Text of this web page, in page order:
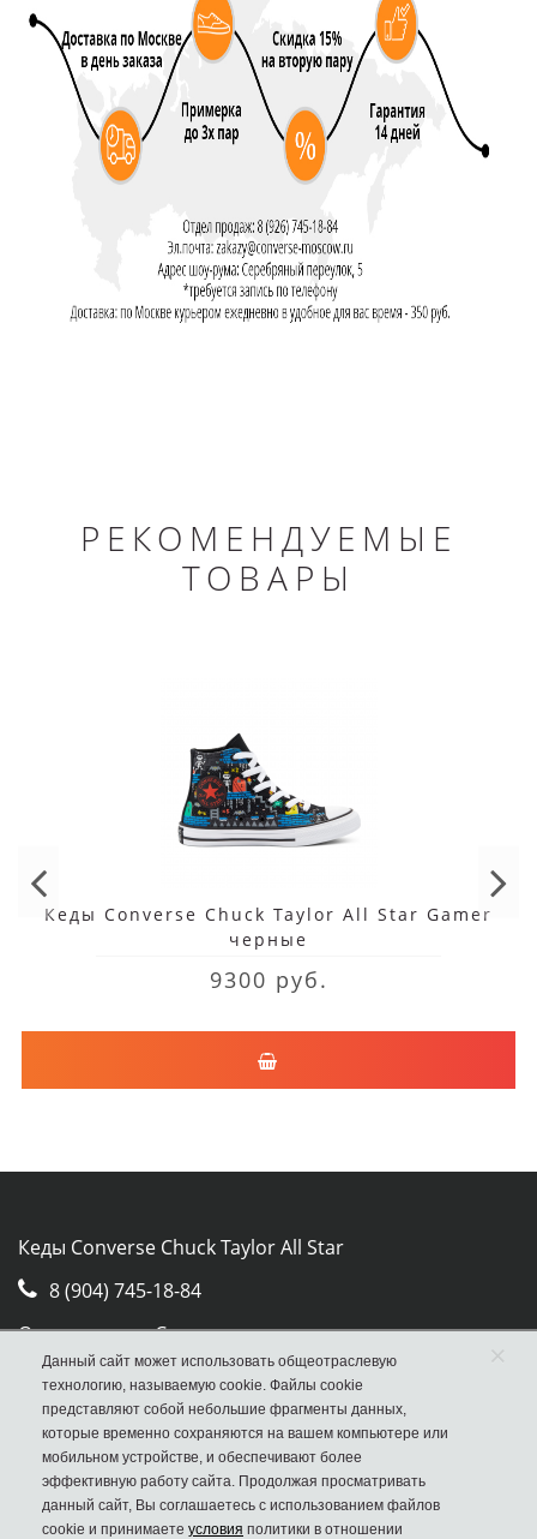
РЕКОМЕНДУЕМЫЕ
ТОВАРЫ
Кеды Converse Chuck Taylor All Star Gamer
черные
9300 руб.
Кеды Converse Chuck Taylor All Star
8 (904) 745-18-84
Отдел продаж Converse
Москва, ул. Авиамоторная, д.50, стр. 2, оф. 30
Данный сайт может использовать общеотраслевую
технологию, называемую cookie. Файлы cookie
представляют собой небольшие фрагменты данных,
которые временно сохраняются на вашем компьютере или
мобильном устройстве, и обеспечивают более
эффективную работу сайта. Продолжая просматривать
данный сайт, Вы соглашаетесь с использованием файлов
cookie и принимаете условия политики в отношении
×